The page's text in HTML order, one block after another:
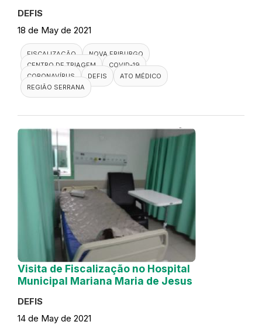
DEFIS
18 de May de 2021
FISCALIZAÇÃO
NOVA FRIBURGO
CENTRO DE TRIAGEM
COVID-19
CORONAVÍRUS
DEFIS
ATO MÉDICO
REGIÃO SERRANA
Visita de Fiscalização no Hospital
Municipal Mariana Maria de Jesus
DEFIS
14 de May de 2021